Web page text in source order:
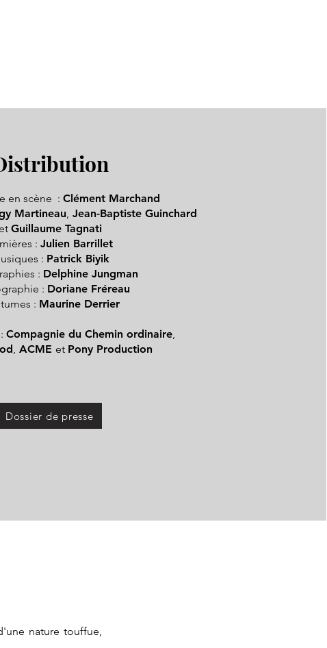
en scène : Clément Marchand
Martineau, Jean-Baptiste Guinchard
etGuillaume Tagnati
:Julien Barrillet
: Patrick Biyik
: Delphine Jungman
: Doriane Fréreau
: Maurine Derrier
Compagnie du Chemin ordinaire,
, ACME et Pony Production
Dossier de presse
nature touffue,